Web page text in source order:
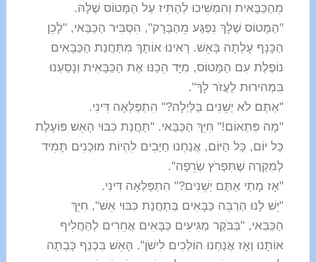
מֵהַכַּבָּאִית וְהִמְשִׁיכוּ לְהַתִּיז עַל הַמָּטוֹס שֶׁלָּהּ.
"הַמָּטוֹס שֶׁלָּךְ נִפְגַּע מֵהַבָּרָק", הִסְבִּיר הַכַּבַּאי, "לָכֵן
הַכָּנָף עָלְתָה בָּאֵשׁ. רָאִינוּ אוֹתָךְ מִתַּחֲנַת הַכַּבָּאִים
נוֹפֶלֶת עִם הַמָּטוֹס, מִיָּד הֵכַנּוּ אֶת הַכַּבָּאִית וְנָסַעְנוּ
בִּמְהִירוּת לַעֲזֹר לָךְ".
"אַתֶּם לֹא יְשֵׁנִים בַּלַּיְלָה?" הִתְפַּלְּאָה דִּינִי.
"מָה פִּתְאוֹם!" חִיֵּךְ הַכַּבַּאי. "תַּחֲנַת כִּבּוּי הָאֵשׁ פּוֹעֶלֶת
כָּל יוֹם, כָּל הַיּוֹם, אֲנַחְנוּ חַיָּבִים לִהְיוֹת מוּכָנִים תָּמִיד
לְמִקְרֶה שֶׁתִּפְרֹץ שְׂרֵפָה".
"אָז מָתַי אַתֶּם יְשֵׁנִים?" הִתְפַּלְּאָה דִּינִי.
"יֵשׁ לָנוּ הַרְבֵּה כַּבָּאִים בְּתַחֲנַת כִּבּוּי אֵשׁ", חִיֵּךְ
הַכַּבַּאי, "בַּבֹּקֶר מַגִּיעִים כַּבָּאִים אֲחֵרִים לְהַחֲלִיף
אוֹתָנוּ וְאָז אֲנַחְנוּ הוֹלְכִים לִישֹׁן". הָאֵשׁ בִּכְנַף כָּבְתָה